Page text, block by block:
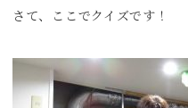
さて、ここでクイズです！